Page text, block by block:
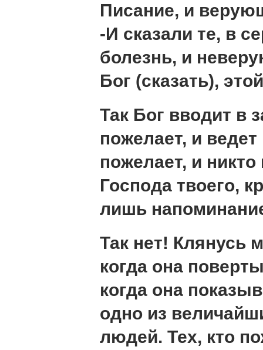
Писание, и
-И сказали те, в
болезнь, и
Бог (сказать),
Так Бог вводит в
пожелает, и
пожелает, и никто
Господа твоего,
лишь
Так нет! Клянусь
когда она
когда она
одно из
людей. Тех, кто